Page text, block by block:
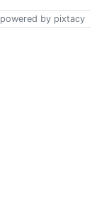
powered by pixtacy